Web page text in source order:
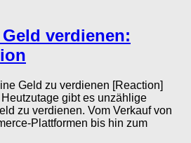
verdienen:
Geld zu verdienen [Reaction]
gibt es unzählige
zu verdienen. Vom Verkauf von
Plattformen bis hin zum